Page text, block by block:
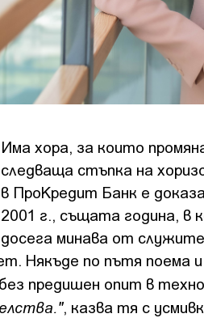
Има хора, за които
следваща стъпка на
в ПроКредит Банк е
2001 г., същата година, в
досега минава от
Някъде по пътя поема
предишен опит в
, казва тя с